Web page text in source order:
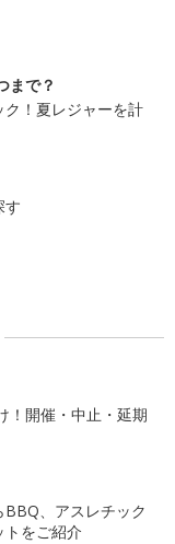
まで？
！夏レジャーを計
す
！開催・中止・延期
、アスレチック
トをご紹介